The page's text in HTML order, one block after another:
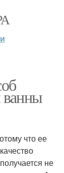
ванны
что ее
не